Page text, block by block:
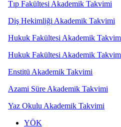
Tıp Fakültesi Akademik Takvimi
Diş Hekimliği Akademik Takvimi
Hukuk Fakültesi Akademik
Hukuk Fakültesi Akademik
Enstitü Akademik Takvimi
Azami Süre Akademik Takvimi
Yaz Okulu Akademik Takvimi
YÖK